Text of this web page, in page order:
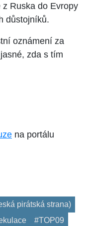
Ruska do Evropy
důstojníků.
oznámení za
zda s tím
na portálu
pirátská strana)
#TOP09